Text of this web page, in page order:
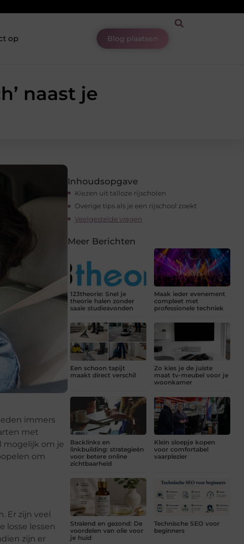
op Blog plaatsen
naast je
immers
met
mogelijk om je
om
Er zijn veel
losse lessen
zijn er
Inhoudsopgave
Kiezen uit talloze rijscholen
Overige tips als je een rijschool zoekt
Veelgestelde vragen
Meer Berichten
123theorie: Snel je
theorie halen zonder
saaie studieavonden
Maak ieder evenement
compleet met
professionele techniek
Een schoon tapijt
maakt direct verschil
Zo kies je de juiste
maat tv-meubel voor je
woonkamer
Backlinks en
linkbuilding: strategieën
voor betere online
zichtbaarheid
Klein sloepje kopen
voor comfortabel
vaarplezier
Stralend en gezond: De
voordelen van olie voor
je huid
Technische SEO voor
beginners